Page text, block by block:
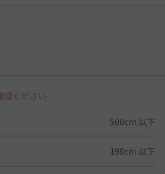
ください
500cm 以下
190cm 以下